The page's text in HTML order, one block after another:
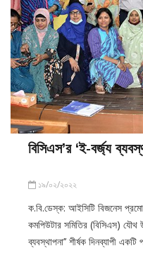
১৯/০২/২০২২
ক.বি.ডেস্ক: আইসিটি বিজনেস
কমপিউটার সমিতির (বিসিএস) যৌথ